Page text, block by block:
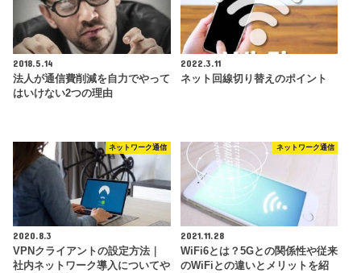
2018.5.14
法人が通信費削減を自力でやって
はいけない2つの理由
2022.3.11
ネット回線切り替えのポイント
ネットワーク通信
2020.8.3
VPNクライアントの設定方法｜
社内ネットワーク導入についてや
ネットワーク通信
2021.11.28
WiFi6とは？5Gとの関係性や従来
のWiFiとの違いとメリットを紹